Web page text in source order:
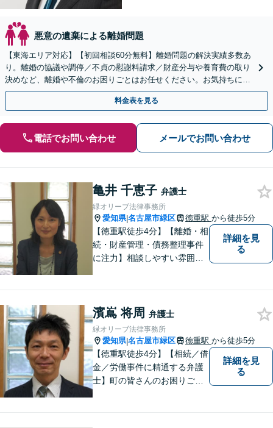
悪意の遺棄による離婚問題
【東海エリア対応】【初回相談60分無料】離婚問題の解決実績多数あ
り。離婚の協議や調停／不貞の慰謝料請求／財産分与や養育費の取り
決めなど、離婚や不倫のお困りごとはお任せください。お気持ちに寄
り添い、ご意向に沿う解決を目指します【Web相談可】
料金表を見る
電話でお問い合わせ メールでお問い合わせ
亀井 千恵子 弁護士
緑オリーブ法律事務所
愛知県|名古屋市緑区 徳重駅 から徒歩5分
【徳重駅徒歩4分】【離婚・相
続・財産管理・債務整理事件
に注力】相談しやすい雰囲気
詳細を見
る
濱嶌 将周 弁護士
緑オリーブ法律事務所
愛知県|名古屋市緑区 徳重駅 から徒歩5分
【徳重駅徒歩4分】【相続／借
金／労働事件に精通する弁護
士】町の皆さんのお困りごと
詳細を見
る